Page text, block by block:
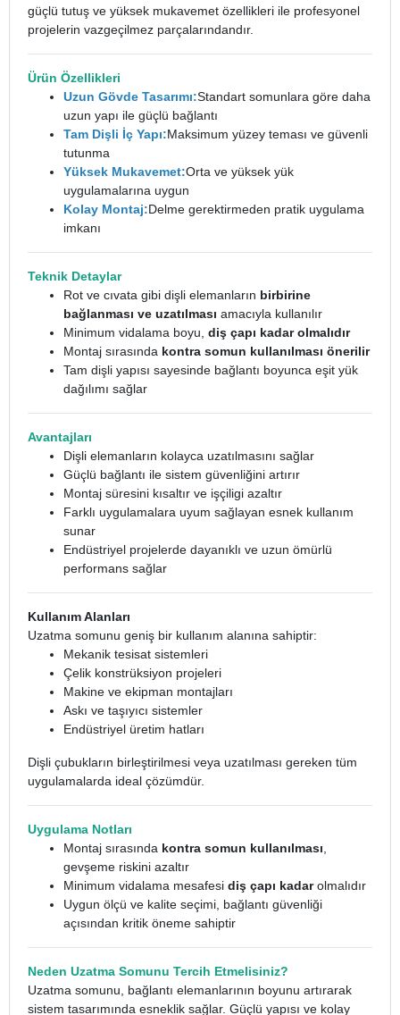
güçlü tutuş ve yüksek mukavemet özellikleri ile profesyonel
projelerin vazgeçilmez parçalarındandır.
Ürün Özellikleri
Uzun Gövde Tasarımı:Standart somunlara göre daha
uzun yapı ile güçlü bağlantı
Tam Dişli İç Yapı:Maksimum yüzey teması ve güvenli
tutunma
Yüksek Mukavemet:Orta ve yüksek yük
uygulamalarına uygun
Kolay Montaj:Delme gerektirmeden pratik uygulama
imkanı
Teknik Detaylar
Rot ve cıvata gibi dişli elemanların birbirine
bağlanması ve uzatılması amacıyla kullanılır
Minimum vidalama boyu, diş çapı kadar olmalıdır
Montaj sırasında kontra somun kullanılması önerilir
Tam dişli yapısı sayesinde bağlantı boyunca eşit yük
dağılımı sağlar
Avantajları
Dişli elemanların kolayca uzatılmasını sağlar
Güçlü bağlantı ile sistem güvenliğini artırır
Montaj süresini kısaltır ve işçiligi azaltır
Farklı uygulamalara uyum sağlayan esnek kullanım
sunar
Endüstriyel projelerde dayanıklı ve uzun ömürlü
performans sağlar
Kullanım Alanları
Uzatma somunu geniş bir kullanım alanına sahiptir:
Mekanik tesisat sistemleri
Çelik konstrüksiyon projeleri
Makine ve ekipman montajları
Askı ve taşıyıcı sistemler
Endüstriyel üretim hatları
Dişli çubukların birleştirilmesi veya uzatılması gereken tüm
uygulamalarda ideal çözümdür.
Uygulama Notları
Montaj sırasında kontra somun kullanılması
gevşeme riskini azaltır
Minimum vidalama mesafesi diş çapı kadarolmalıdır
Uygun ölçü ve kalite seçimi, bağlantı güvenliği
açısından kritik öneme sahiptir
Neden Uzatma Somunu Tercih Etmelisiniz?
Uzatma somunu, bağlantı elemanlarının boyunu artırarak
sistem tasarımında esneklik sağlar. Güçlü yapısı ve kolay